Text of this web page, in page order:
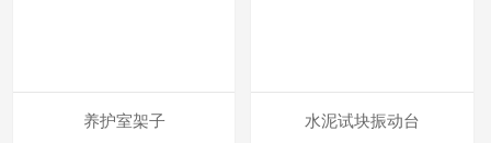
养护室架子 水泥试块振动台